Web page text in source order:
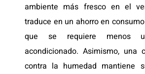
ambiente más fresco en el
traduce en un ahorro en
que se requiere menos
acondicionado. Asimismo, una
contra la humedad mantiene